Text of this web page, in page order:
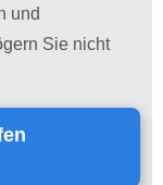
und
Sie nicht